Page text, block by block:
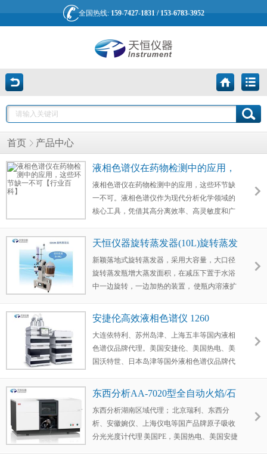
全国热线:159-7427-1831 / 153-6783-3952
首页 产品中心
液相色谱仪在药物检测中的应用，
这些环节缺一不可【行业百科】
液相色谱仪在药物检测中的应用，这些环节缺
一不可。液相色谱仪作为现代分析化学领域的
核心工具，凭借其高分离效率、高灵敏度和广
器。从原料药纯度评估到制剂杂质分析，从药
物代谢研究到中药成分鉴别，液相色谱仪贯穿
药物研发、生产及质量控制的全链条，为药品
安全性、有效性及质量可控性提供关键数据支
持。
天恒仪器旋转蒸发器(10L)旋转蒸发
仪
新颖落地式旋转蒸发器，采用大容量，大口径
旋转蒸发瓶增大蒸发面积，在减压下置于水浴
中一边旋转，一边加热的装置， 使瓶内溶液扩
科研实验室等单位用于制造及分析实验赖以浓
缩，干燥，回收等 较为理想的必备基本仪器。
安捷伦高效液相色谱仪 1260
大连依特利、苏州岛津、上海五丰等国内液相
色谱仪品牌代理。美国安捷伦、美国热电、美
国沃特世、日本岛津等国外液相色谱仪品牌代
东西分析AA-7020型全自动火焰/石
墨炉原子吸收-东西分析
东西分析湖南区域代理； 北京瑞利、东西分
析、安徽婉仪、上海仪电等国产品牌原子吸收
分光光度计代理 美国PE，美国热电、美国安捷